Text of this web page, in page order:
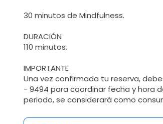
30 minutos de Mindfulness.
DURACIÓN
110 minutos.
IMPORTANTE
Una vez confirmada tu reserva,
- 9494 para coordinar fecha y hora
periodo, se considerará como